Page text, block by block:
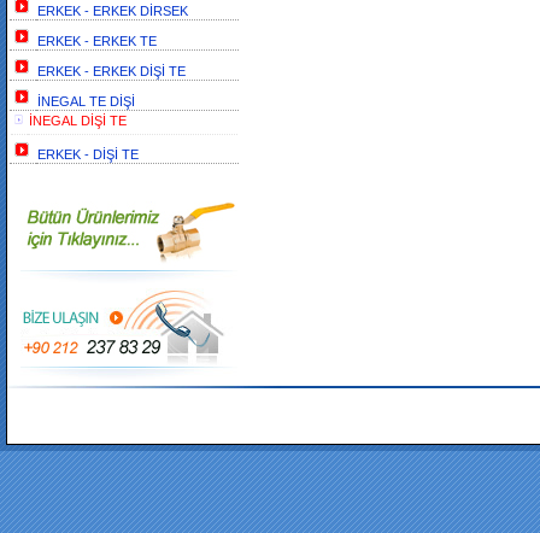
ERKEK - ERKEK DİRSEK
ERKEK - ERKEK TE
ERKEK - ERKEK DİŞİ TE
İNEGAL TE DİŞİ
İNEGAL DİŞİ TE
ERKEK - DİŞİ TE